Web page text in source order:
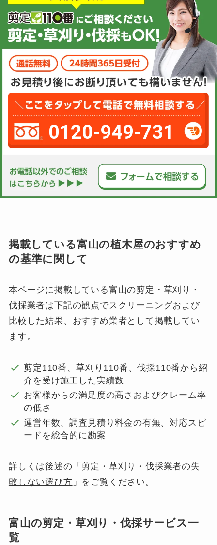
0120-949-731
掲載している富山の植木屋のおすすめ
の基準に関して
本ページに掲載している富山の剪定・草刈り・
伐採業者は下記の観点でスクリーニングおよび
比較した結果、おすすめ業者として掲載してい
ます。
剪定110番、草刈り110番、伐採110番から紹
介を受け施工した実績数
お客様からの満足度の高さおよびクレーム率
の低さ
運営年数、調査見積り料金の有無、対応スピ
ードを総合的に勘案
詳しくは後述の「 剪定・草刈り・伐採業者の失
敗しない選び方 」をご覧ください。
富山の剪定・草刈り・伐採サービス一
覧